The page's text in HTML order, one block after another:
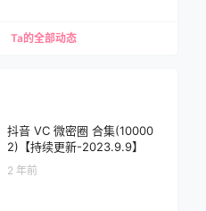
Ta的全部动态
抖音 VC 微密圈 合集(10000
2)【持续更新-2023.9.9】
2 年前